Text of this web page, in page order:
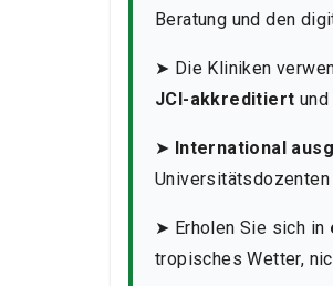
Beratung und den
➤ Die Kliniken
JCI-akkreditiert
➤ International
➤ Erholen Sie sich in
tropisches Wetter,